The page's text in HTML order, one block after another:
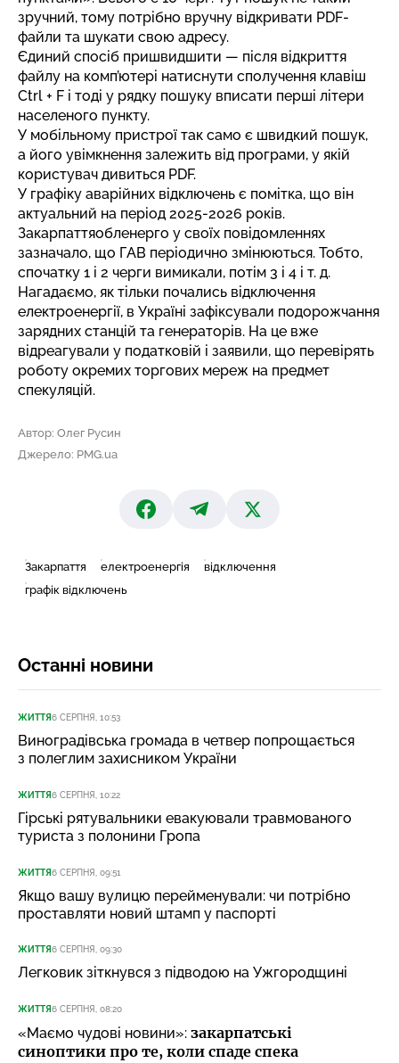
зручний, тому потрібно вручну відкривати PDF-
файли та шукати свою адресу.
Єдиний спосіб пришвидшити — після відкриття
файлу на комп’ютері натиснути сполучення клавіш
Ctrl + F і тоді у рядку пошуку вписати перші літери
населеного пункту.
У мобільному пристрої так само є швидкий пошук,
а його увімкнення залежить від програми, у якій
користувач дивиться PDF.
У графіку аварійних відключень є помітка, що він
актуальний на період 2025-2026 років.
Закарпаттяобленерго у своїх повідомленнях
зазначало, що ГАВ періодично змінюються. Тобто,
спочатку 1 і 2 черги вимикали, потім 3 і 4 і т. д.
Нагадаємо, як тільки почались відключення
електроенергії, в Україні зафіксували подорожчання
зарядних станцій та генераторів. На це вже
відреагували у податковій і заявили, що перевірять
роботу окремих торгових мереж на предмет
спекуляцій.
Автор: Олег Русин
Джерело: PMG.ua
Закарпаття електроенергія
відключення
графік відключень
Останні новини
ЖИТТЯ6 СЕРПНЯ, 10:53
Виноградівська громада в четвер попрощається
з полеглим захисником України
ЖИТТЯ6 СЕРПНЯ, 10:22
Гірські рятувальники евакуювали травмованого
туриста з полонини Гропа
ЖИТТЯ6 СЕРПНЯ, 09:51
Якщо вашу вулицю перейменували: чи потрібно
проставляти новий штамп у паспорті
ЖИТТЯ6 СЕРПНЯ, 09:30
Легковик зіткнувся з підводою на Ужгородщині
ЖИТТЯ6 СЕРПНЯ, 08:20
«Маємо чудові новини»: закарпатські
синоптики про те, коли спаде спека